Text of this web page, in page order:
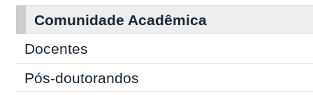
Comunidade Acadêmica
Docentes
Pós-doutorandos